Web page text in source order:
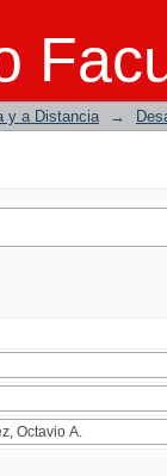
y a Distancia →